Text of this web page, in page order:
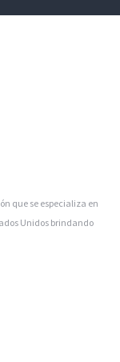
que se especializa en
Unidos brindando